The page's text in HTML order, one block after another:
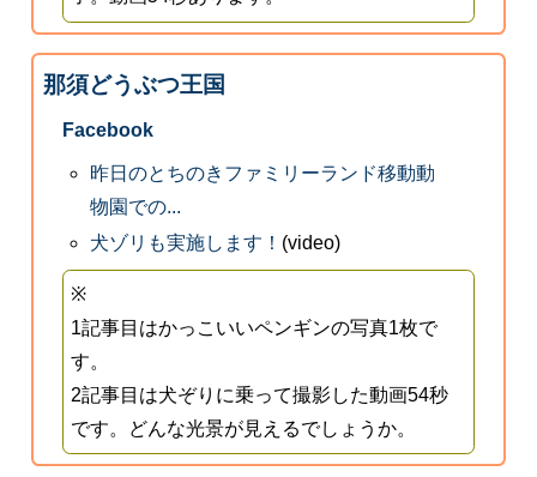
那須どうぶつ王国
Facebook
昨日のとちのきファミリーランド移動動
物園での...
犬ゾリも実施します！ (video)
※
1記事目はかっこいいペンギンの写真1枚で
す。
2記事目は犬ぞりに乗って撮影した動画54秒
です。どんな光景が見えるでしょうか。